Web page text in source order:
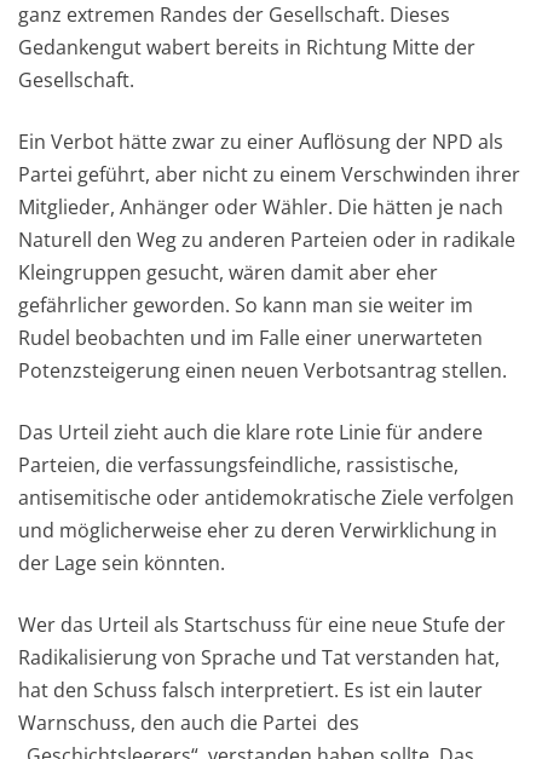
ganz extremen Randes der Gesellschaft. Dieses
Gedankengut wabert bereits in Richtung Mitte der
Gesellschaft.
Ein Verbot hätte zwar zu einer Auflösung der NPD als
Partei geführt, aber nicht zu einem Verschwinden ihrer
Mitglieder, Anhänger oder Wähler. Die hätten je nach
Naturell den Weg zu anderen Parteien oder in radikale
Kleingruppen gesucht, wären damit aber eher
gefährlicher geworden. So kann man sie weiter im
Rudel beobachten und im Falle einer unerwarteten
Potenzsteigerung einen neuen Verbotsantrag stellen.
Das Urteil zieht auch die klare rote Linie für andere
Parteien, die verfassungsfeindliche, rassistische,
antisemitische oder antidemokratische Ziele verfolgen
und möglicherweise eher zu deren Verwirklichung in
der Lage sein könnten.
Wer das Urteil als Startschuss für eine neue Stufe der
Radikalisierung von Sprache und Tat verstanden hat,
hat den Schuss falsch interpretiert. Es ist ein lauter
Warnschuss, den auch die Partei des